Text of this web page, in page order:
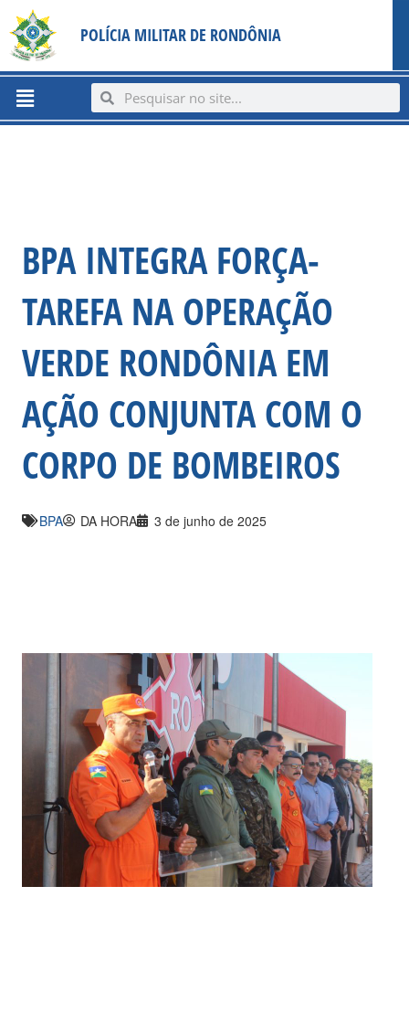
content
para
conteúdo
POLÍCIA MILITAR DE RONDÔNIA
Menu SearchSearch
BPA INTEGRA FORÇA-
TAREFA NA OPERAÇÃO
VERDE RONDÔNIA EM
AÇÃO CONJUNTA COM O
CORPO DE BOMBEIROS
BPA DA HORA 3 de junho de 2025